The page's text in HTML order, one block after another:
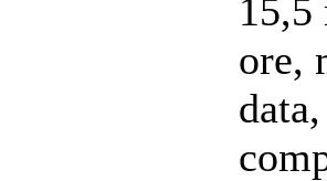
ore,